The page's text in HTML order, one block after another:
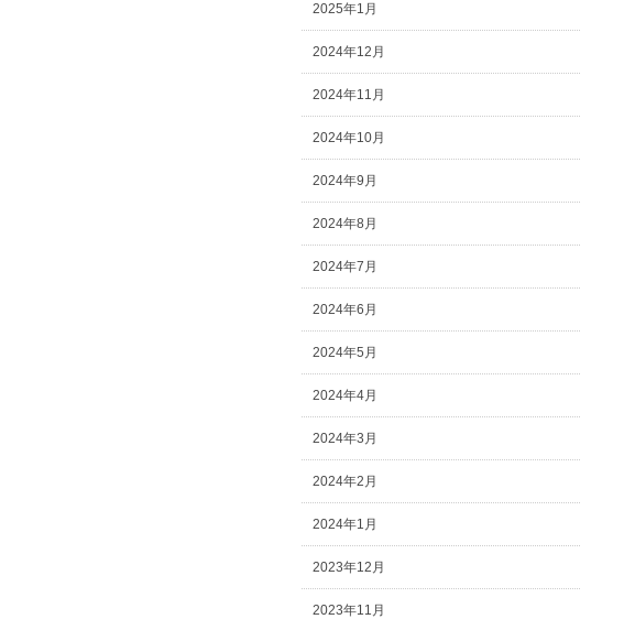
2025年1月
2024年12月
2024年11月
2024年10月
2024年9月
2024年8月
2024年7月
2024年6月
2024年5月
2024年4月
2024年3月
2024年2月
2024年1月
2023年12月
2023年11月